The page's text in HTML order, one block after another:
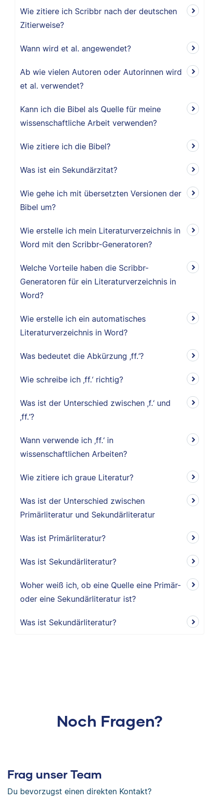
Wie zitiere ich Scribbr nach der deutschen
Zitierweise?
Wann wird et al. angewendet?
Ab wie vielen Autoren oder Autorinnen wird
et al. verwendet?
Kann ich die Bibel als Quelle für meine
wissenschaftliche Arbeit verwenden?
Wie zitiere ich die Bibel?
Was ist ein Sekundärzitat?
Wie gehe ich mit übersetzten Versionen der
Bibel um?
Wie erstelle ich mein Literaturverzeichnis in
Word mit den Scribbr-Generatoren?
Welche Vorteile haben die Scribbr-
Generatoren für ein Literaturverzeichnis in
Word?
Wie erstelle ich ein automatisches
Literaturverzeichnis in Word?
Was bedeutet die Abkürzung ‚ff.‘?
Wie schreibe ich ‚ff.‘ richtig?
Was ist der Unterschied zwischen ‚f.‘ und
‚ff.‘?
Wann verwende ich ‚ff.‘ in
wissenschaftlichen Arbeiten?
Wie zitiere ich graue Literatur?
Was ist der Unterschied zwischen
Primärliteratur und Sekundärliteratur
Was ist Primärliteratur?
Was ist Sekundärliteratur?
Woher weiß ich, ob eine Quelle eine Primär-
oder eine Sekundärliteratur ist?
Was ist Sekundärliteratur?
Noch Fragen?
Frag unser Team
Du bevorzugst einen direkten Kontakt?